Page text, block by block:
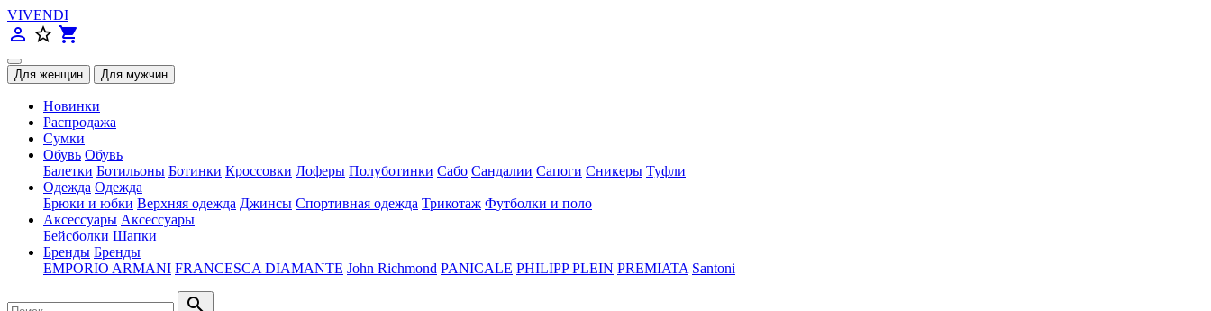
VIVENDI
person_outline star_border shopping_cart
Новинки
Распродажа
Сумки
Обувь Обувь
Балетки Ботильоны Ботинки Кроссовки Лоферы Полуботинки Сабо Сандалии Сапоги Сникеры Туфли
Одежда Одежда
Брюки и юбки Верхняя одежда Джинсы Спортивная одежда Трикотаж Футболки и поло
Аксессуары Аксессуары
Бейсболки Шапки
Бренды Бренды
EMPORIO ARMANI FRANCESCA DIAMANTE John Richmond PANICALE PHILIPP PLEIN PREMIATA Santoni
search